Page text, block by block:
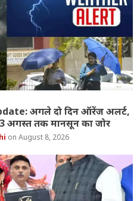
अगले दो दिन ऑरेंज अलर्ट,
अगस्त तक मानसून का जोर
August 8, 2026